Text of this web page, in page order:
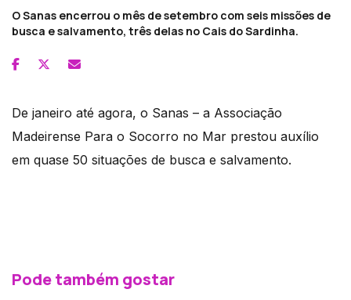
O Sanas encerrou o mês de setembro com seis missões de
busca e salvamento, três delas no Cais do Sardinha.
De janeiro até agora, o Sanas – a Associação
Madeirense Para o Socorro no Mar prestou auxílio
em quase 50 situações de busca e salvamento.
Pode também gostar